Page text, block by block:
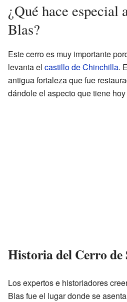
¿Qué hace especial
Blas?
Este cerro es muy importante
levanta el castillo de Chinchilla.
antigua fortaleza que fue
dándole el aspecto que tiene
Historia del Cerro de
Los expertos e historiadores
Blas fue el lugar donde se